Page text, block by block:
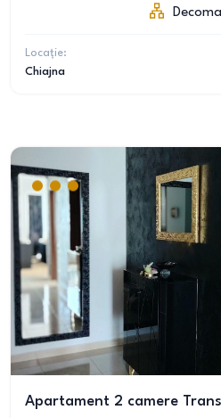
Locație:
Chiajna
Apartament 2 camere